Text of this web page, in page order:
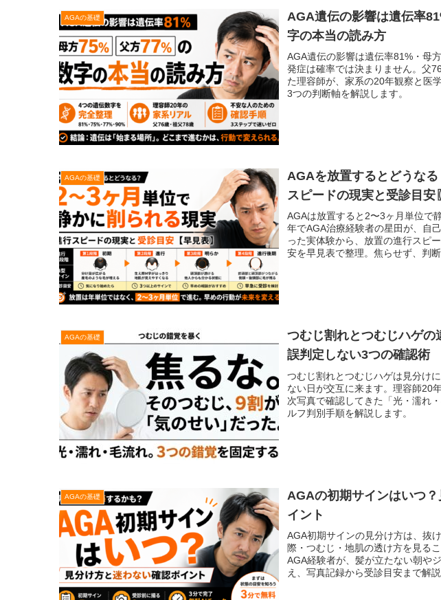
AGAの基礎
AGA遺伝の影響は遺伝率
字の本当の読み方
AGA遺伝の影響は遺伝率81%・母
発症は確率では決まりません。父
た理容師が、家系の20年観察と医
3つの判断軸を解説します。
AGAの基礎
AGAを放置するとどうな
スピードの現実と受診目安
AGAは放置すると2〜3ヶ月単位で
年でAGA治療経験者の星田が、自
った実体験から、放置の進行スピ
安を早見表で整理。焦らせず、判
AGAの基礎
つむじ割れとつむじハゲ
誤判定しない3つの確認術
つむじ割れとつむじハゲは見分け
ない日が交互に来ます。理容師20
次写真で確認してきた「光・濡れ
ルフ判別手順を解説します。
AGAの基礎
AGAの初期サインはいつ
イント
AGA初期サインの見分け方は、抜
際・つむじ・地肌の透け方を見る
AGA経験者が、髪が立たない朝や
え、写真記録から受診目安まで解説